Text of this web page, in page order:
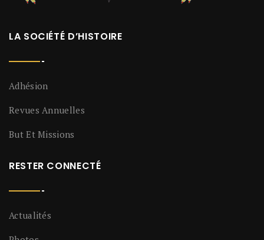
LA SOCIÉTÉ D’HISTOIRE
Adhésion
Revues Annuelles
But Et Missions
RESTER CONNECTÉ
Actualités